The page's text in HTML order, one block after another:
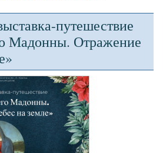
путешествие
Мадонны. Отражение